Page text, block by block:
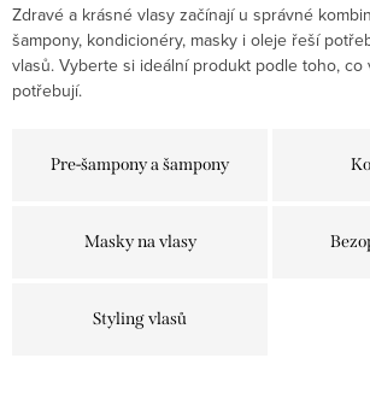
Zdravé a krásné vlasy začínají u správné
šampony, kondicionéry, masky i oleje řeší
vlasů. Vyberte si ideální produkt podle toho, co
potřebují.
Pre-šampony a šampony
Masky na vlasy
Styling vlasů